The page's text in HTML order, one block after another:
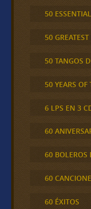
50
50
50 TANGOS
50 YEARS OF
6 LPS EN 3
60
60 BOLEROS
60
60 ÉXITOS